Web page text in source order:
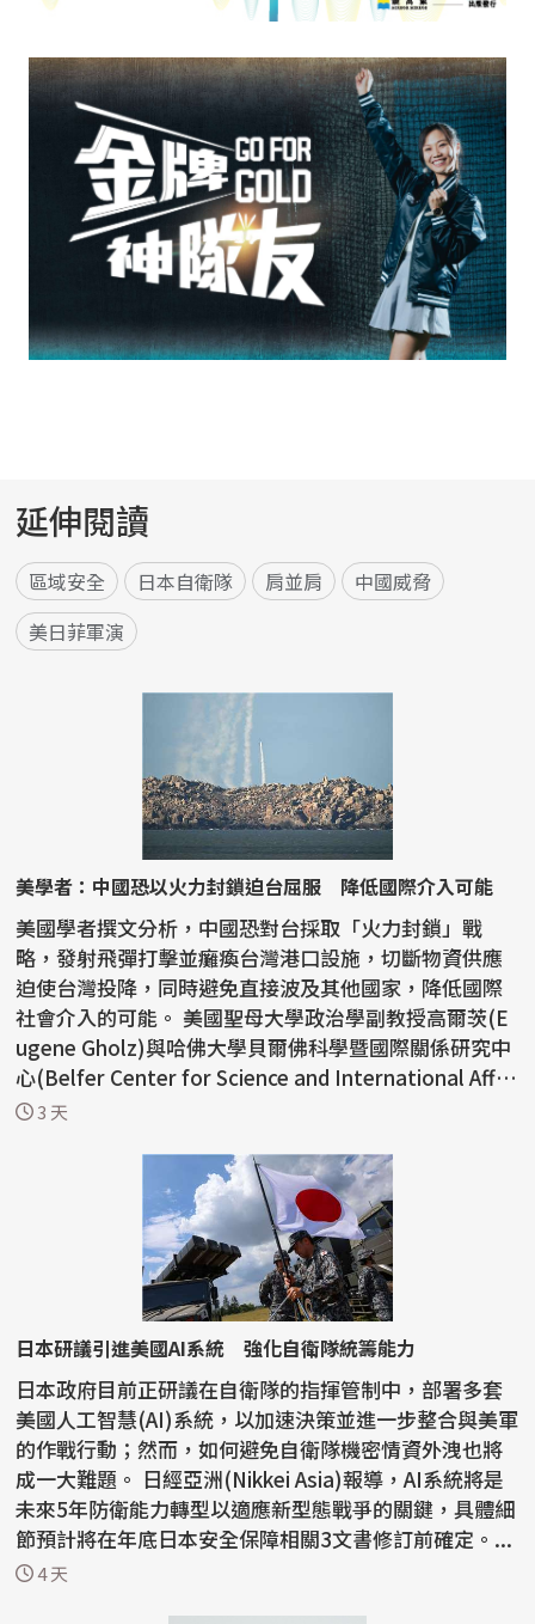
延伸閱讀
區域安全 日本自衛隊 肩並肩
中國威脅
美日菲軍演
美學者：中國恐以火力封鎖迫台屈服 降低國際介入可能
美國學者撰文分析，中國恐對台採取「火力封鎖」戰
略，發射飛彈打擊並癱瘓台灣港口設施，切斷物資供應
迫使台灣投降，同時避免直接波及其他國家，降低國際
社會介入的可能。 美國聖母大學政治學副教授高爾茨(E
ugene Gholz)與哈佛大學貝爾佛科學暨國際關係研究中
心(Belfer Center for Science and International Affai
rs...3 天
日本研議引進美國AI系統 強化自衛隊統籌能力
日本政府目前正研議在自衛隊的指揮管制中，部署多套
美國人工智慧(AI)系統，以加速決策並進一步整合與美軍
的作戰行動；然而，如何避免自衛隊機密情資外洩也將
成一大難題。 日經亞洲(Nikkei Asia)報導，AI系統將是
未來5年防衛能力轉型以適應新型態戰爭的關鍵，具體細
節預計將在年底日本安全保障相關3文書修訂前確定。...
4 天